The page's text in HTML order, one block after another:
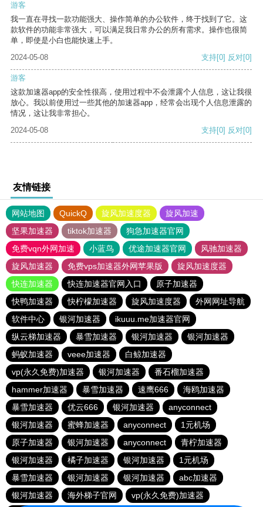
游客
我一直在寻找一款功能强大、操作简单的办公软件，终于找到了它。这
款软件的功能非常强大，可以满足我日常办公的所有需求。操作也很简
单，即使是小白也能快速上手。
2024-05-08
支持[0] 反对[0]
游客
这款加速器app的安全性很高，使用过程中不会泄露个人信息，这让我很
放心。我以前使用过一些其他的加速器app，经常会出现个人信息泄露的
情况，这让我非常担心。
2024-05-08
支持[0] 反对[0]
友情链接
网站地图 QuickQ 旋风加速度器
旋风加速
坚果加速器
tiktok加速器
狗急加速器官网
免费vqn外网加速
小蓝鸟 优途加速器官网
风驰加速器
旋风加速器
免费vps加速器外网苹果版
旋风加速度器
快连加速器
快连加速器官网入口
原子加速器
快鸭加速器
快柠檬加速器 旋风加速度器
外网网址导航
软件中心
银河加速器
ikuuu.me加速器官网
纵云梯加速器
暴雪加速器 银河加速器
银河加速器
蚂蚁加速器
veee加速器
白鲸加速器
vp(永久免费)加速器
银河加速器
番石榴加速器
hammer加速器
暴雪加速器 速鹰666
海鸥加速器
暴雪加速器
优云666 银河加速器
anyconnect
银河加速器
蜜蜂加速器 anyconnect
1元机场
原子加速器
银河加速器 anyconnect
青柠加速器
银河加速器
橘子加速器 银河加速器
1元机场
暴雪加速器
银河加速器 银河加速器
abc加速器
银河加速器
海外梯子官网 vp(永久免费)加速器